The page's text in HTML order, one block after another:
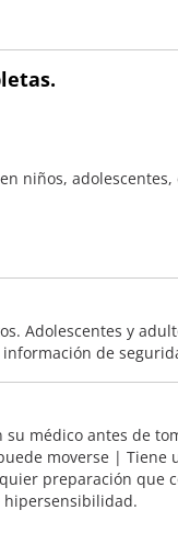
niños,
Adolescentes y
de
médico antes de
moverse |
preparación
hipersensibilidad.